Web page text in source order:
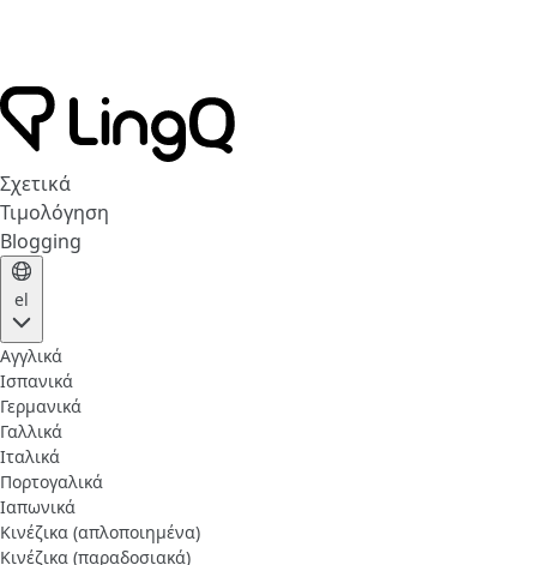
Σχετικά
Τιμολόγηση
Blogging
el
Αγγλικά
Ισπανικά
Γερμανικά
Γαλλικά
Ιταλικά
Πορτογαλικά
Ιαπωνικά
Κινέζικα (απλοποιημένα)
Κινέζικα (παραδοσιακά)